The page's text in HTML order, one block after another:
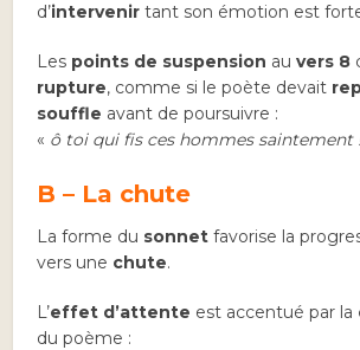
d’intervenir tant son émotion est
Les points de suspension auvers 8
rupture, comme si le poète devait
souffle avant de poursuivre :
« ô toi qui fis ces hommes saintement
B – La chute
La forme du sonnet favorise la
vers une chute.
L’effet d’attente est accentué par la
du poème :